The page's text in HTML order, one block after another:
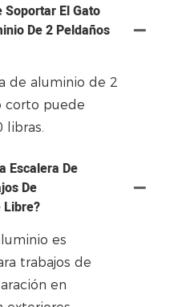
Soportar El Gato
De 2 Peldaños
de aluminio de 2
corto puede
libras.
Escalera De
De
Libre?
es
trabajos de
en